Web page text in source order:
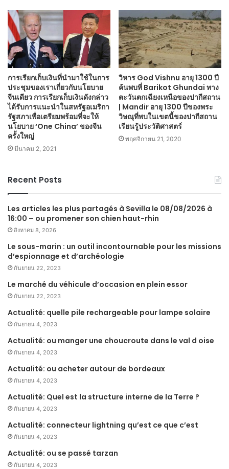
การเรียกเก็บเงินที่นำมาใช้ในการ
ประชุมของเราเกี่ยวกับนโยบาย
จีนเดียว การเรียกเก็บเงินดังกล่าว
ได้รับการแนะนำในสหรัฐอเมริกา
รัฐสภาเพื่อเตรียมพร้อมที่จะให้
นโยบาย ‘One China’ ของจีน
ครั้งใหญ่
มีนาคม 2, 2021
วิหาร God Vishnu อายุ 1300 ปี
ค้นพบที่ Barikot Ghundai ทาง
ตะวันตกเฉียงเหนือของปากีสถาน
| Mandir อายุ 1300 ปีของพระ
วิษณุที่พบในเขตนี้ของปากีสถาน
เรียนรู้ประวัติศาสตร์
พฤศจิกายน 21, 2020
Recent Posts
Les articles les plus partagés à Sevilla le 08/08/2026 à
16:00 – ou promener son chien haut-rhin
สิงหาคม 8, 2026
Le sous-marin : un outil incontournable pour les missions
d’espionnage et d’archéologie
กันยายน 22, 2023
Le marché du véhicule d’occasion en plein essor
กันยายน 22, 2023
Actualité: quelle pile rechargeable pour lampe solaire
กันยายน 4, 2023
Actualité: ou manger une choucroute dans le val d oise
กันยายน 4, 2023
Actualité: ou acheter autour de bordeaux
กันยายน 4, 2023
Actualité: Quel est la structure interne de la Terre ?
กันยายน 4, 2023
Actualité: connecteur lightning qu’est ce que c’est
กันยายน 4, 2023
Actualité: ou se passé tarzan
กันยายน 4, 2023